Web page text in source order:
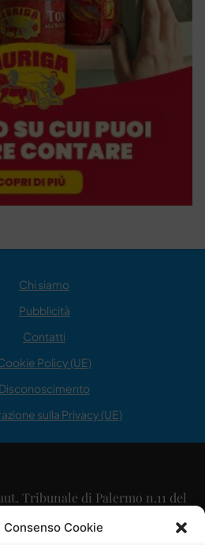
Cookie
Chi siamo
Pubblicità
Contatti
Policy (UE)
Disconoscimento
sulla Privacy (UE)
Tribunale di Palermo n.11 del
09/2015